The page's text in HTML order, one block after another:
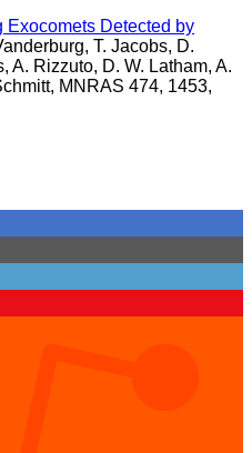
Exocomets Detected by
T. Jacobs, D.
A. Rizzuto, D. W. Latham, A.
MNRAS 474, 1453,